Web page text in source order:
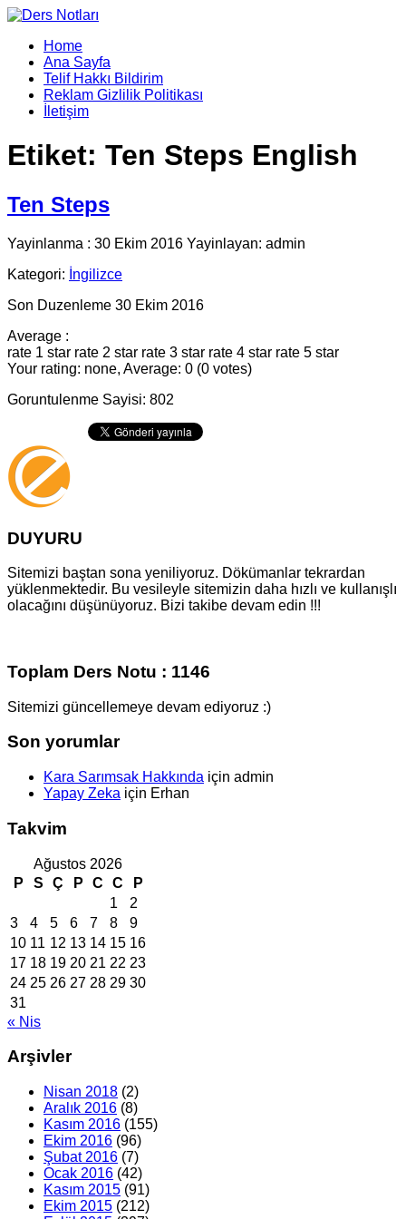
Home
Ana Sayfa
Telif Hakkı Bildirim
Reklam Gizlilik Politikası
İletişim
Etiket: Ten Steps English
Ten Steps
Yayinlanma : 30 Ekim 2016 Yayinlayan: admin
Kategori: İngilizce
Son Duzenleme 30 Ekim 2016
Average :
rate 1 star rate 2 star rate 3 star rate 4 star rate 5 star
Your rating: none, Average: 0 (0 votes)
Goruntulenme Sayisi: 802
DUYURU
Sitemizi baştan sona yeniliyoruz. Dökümanlar tekrardan
yüklenmektedir. Bu vesileyle sitemizin daha hızlı ve kullanışlı
olacağını düşünüyoruz. Bizi takibe devam edin !!!
Toplam Ders Notu : 1146
Sitemizi güncellemeye devam ediyoruz :)
Son yorumlar
Kara Sarımsak Hakkında için admin
Yapay Zeka için Erhan
Takvim
Ağustos 2026
P
S Ç P C C
P
1
2
3
4 5 6 7 8
9
10 11 12 13 14 15 16
17 18 19 20 21 22 23
24 25 26 27 28 29 30
31
« Nis
Arşivler
Nisan 2018 (2)
Aralık 2016 (8)
Kasım 2016 (155)
Ekim 2016 (96)
Şubat 2016 (7)
Ocak 2016 (42)
Kasım 2015 (91)
Ekim 2015 (212)